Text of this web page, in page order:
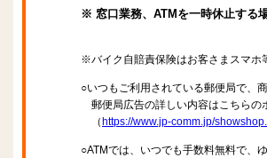
※ 窓口業務、ATMを一時休止する
※バイク自賠責保険はお客さまスマホ
○いつもご利用されている郵便局で、
郵便局広告の詳しい内容はこちらの
（ https://www.jp-comm.jp/
○ATMでは、いつでも手数料無料で、